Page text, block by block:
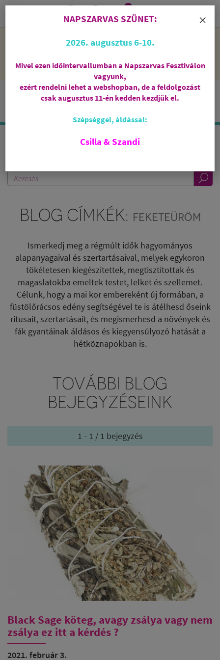
NAPSZARVAS SZÜNET: 2026. augusztus 6-10 - rendelni lehet
feldolgozni őket.
i
0
KERESÉS A BLOGBAN
BLOG CÍMKÉK: FEKETEÜRÖM
Ismerkedj meg a régmúlt idők hagyományos
alapanyagaival és szertartásaival, melyek egykoron
tökéletesen kiegészítettek, megtisztítottak és
magaslatokba emeltek testet, lelket és szellemet.
Célunk, hogy a mai kor embereként új formában, a
füstölőrácsos edény segítségével te is átélhesd őseink
rítusait, szertartásait, és megismerhesd a növények és
fák gyantáinak áldásos és kiegyensúlyozó hatását a
hétköznapokban is.
TOVÁBBI BLOG
BEJEGYZÉSEINK
1 - 1 / 1 bejegyzés
Black Sage köteg, avagy zsálya vagy nem
zsálya ez itt a kérdés ?
2021. február 3.
×
NAPSZARVAS SZÜNET:
2026. augusztus 6-10.
Mivel ezen időintervallumban a Napszarvas Fesztiválon
vagyunk,
ezért rendelni lehet a webshopban, de a feldolgozást
csak augusztus 11-én kedden kezdjük el.
Szépséggel, áldással:
Csilla & Szandi